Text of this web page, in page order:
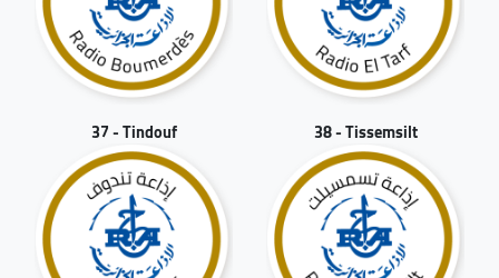
37 - Tindouf 38 - Tissemsilt